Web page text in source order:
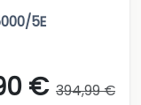
5E
€ 394,99 €